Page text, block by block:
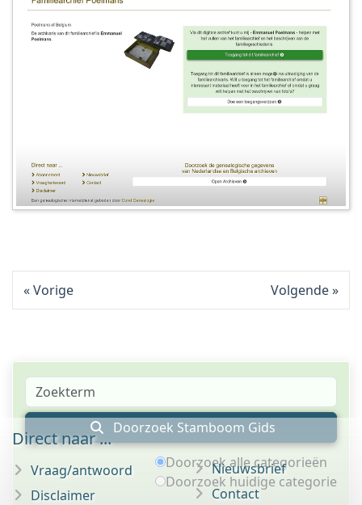
Vorige Volgende
Doorzoek Stamboom Gids
Doorzoek alle categorieën
Doorzoek huidige categorie
Direct naar ...
Vraag/antwoord
Disclaimer
Nieuwsbrief
Contact